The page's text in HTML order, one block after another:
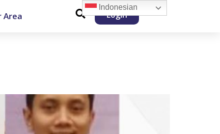
Area Login
Indonesian